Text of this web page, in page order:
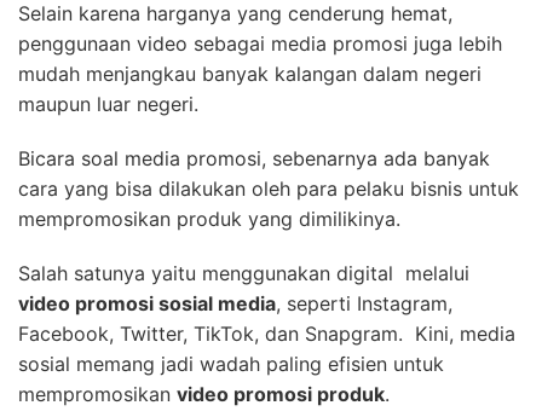
Selain karena harganya yang cenderung hemat,
penggunaan video sebagai media promosi juga lebih
mudah menjangkau banyak kalangan dalam negeri
maupun luar negeri.
Bicara soal media promosi, sebenarnya ada banyak
cara yang bisa dilakukan oleh para pelaku bisnis untuk
mempromosikan produk yang dimilikinya.
Salah satunya yaitu menggunakan digital melalui
video promosi sosial media, seperti Instagram,
Facebook, Twitter, TikTok, dan Snapgram. Kini, media
sosial memang jadi wadah paling efisien untuk
mempromosikan video promosi produk.